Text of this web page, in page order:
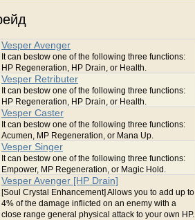
Vesper Avenger
It can bestow one of the following three functions:
HP Regeneration, HP Drain, or Health.
Vesper Retributer
It can bestow one of the following three functions:
HP Regeneration, HP Drain, or Health.
Vesper Caster
It can bestow one of the following three functions:
Acumen, MP Regeneration, or Mana Up.
Vesper Singer
It can bestow one of the following three functions:
Empower, MP Regeneration, or Magic Hold.
Vesper Avenger [HP Drain]
[Soul Crystal Enhancement] Allows you to add up to
4% of the damage inflicted on an enemy with a
close range general physical attack to your own HP.